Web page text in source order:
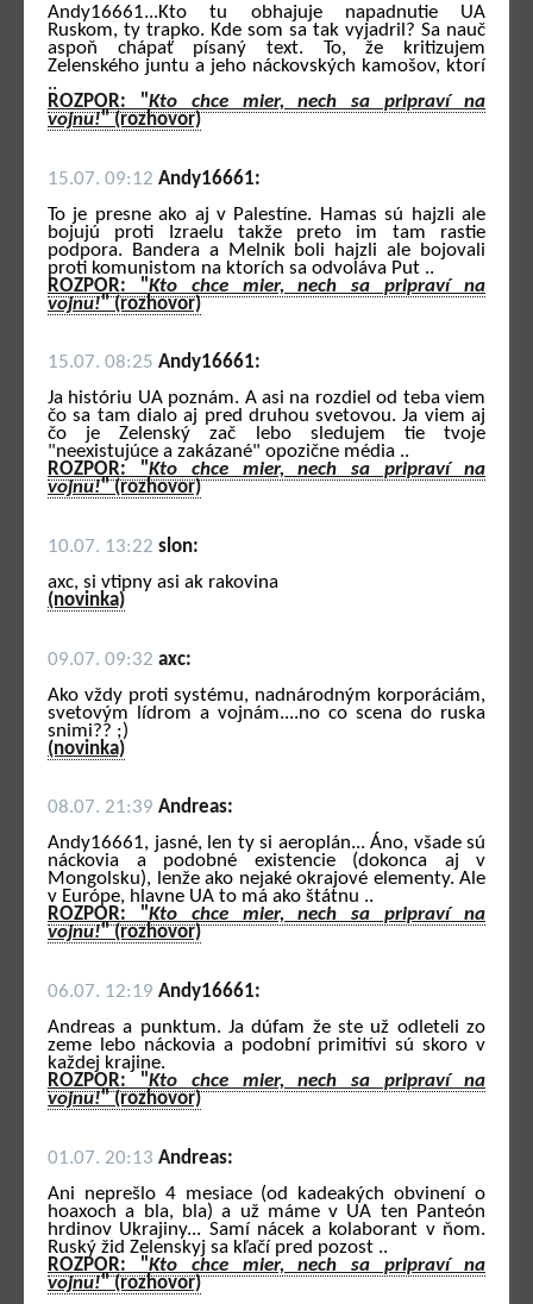
Andy16661...Kto tu obhajuje napadnutie UA
Ruskom, ty trapko. Kde som sa tak vyjadril? Sa nauč
aspoň chápať písaný text. To, že kritizujem
Zelenského juntu a jeho náckovských kamošov, ktorí
..
ROZPOR: "Kto chce mier, nech sa pripraví na
vojnu!" (rozhovor)
15.07. 09:12 Andy16661:
To je presne ako aj v Palestíne. Hamas sú hajzli ale
bojujú proti Izraelu takže preto im tam rastie
podpora. Bandera a Melnik boli hajzli ale bojovali
proti komunistom na ktorích sa odvoláva Put ..
ROZPOR: "Kto chce mier, nech sa pripraví na
vojnu!" (rozhovor)
15.07. 08:25 Andy16661:
Ja históriu UA poznám. A asi na rozdiel od teba viem
čo sa tam dialo aj pred druhou svetovou. Ja viem aj
čo je Zelenský zač lebo sledujem tie tvoje
"neexistujúce a zakázané" opozične média ..
ROZPOR: "Kto chce mier, nech sa pripraví na
vojnu!" (rozhovor)
10.07. 13:22 slon:
axc, si vtipny asi ak rakovina
(novinka)
09.07. 09:32 axc:
Ako vždy proti systému, nadnárodným korporáciám,
svetovým lídrom a vojnám....no co scena do ruska
snimi?? ;)
(novinka)
08.07. 21:39 Andreas:
Andy16661, jasné, len ty si aeroplán... Áno, všade sú
náckovia a podobné existencie (dokonca aj v
Mongolsku), lenže ako nejaké okrajové elementy. Ale
v Európe, hlavne UA to má ako štátnu ..
ROZPOR: "Kto chce mier, nech sa pripraví na
vojnu!" (rozhovor)
06.07. 12:19 Andy16661:
Andreas a punktum. Ja dúfam že ste už odleteli zo
zeme lebo náckovia a podobní primitívi sú skoro v
každej krajine.
ROZPOR: "Kto chce mier, nech sa pripraví na
vojnu!" (rozhovor)
01.07. 20:13 Andreas:
Ani neprešlo 4 mesiace (od kadeakých obvinení o
hoaxoch a bla, bla) a už máme v UA ten Panteón
hrdinov Ukrajiny... Samí nácek a kolaborant v ňom.
Ruský žid Zelenskyj sa kľačí pred pozost ..
ROZPOR: "Kto chce mier, nech sa pripraví na
vojnu!" (rozhovor)